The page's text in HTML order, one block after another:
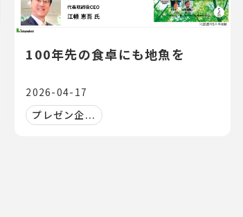
100年先の食卓にも地魚を
2026-04-17
プレゼン企...